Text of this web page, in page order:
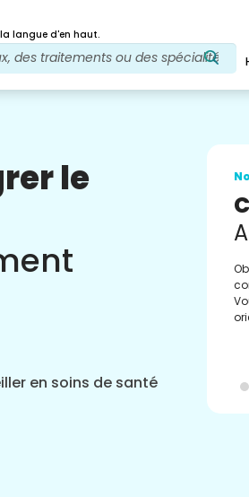
langue d'en haut.
le
en soins de santé